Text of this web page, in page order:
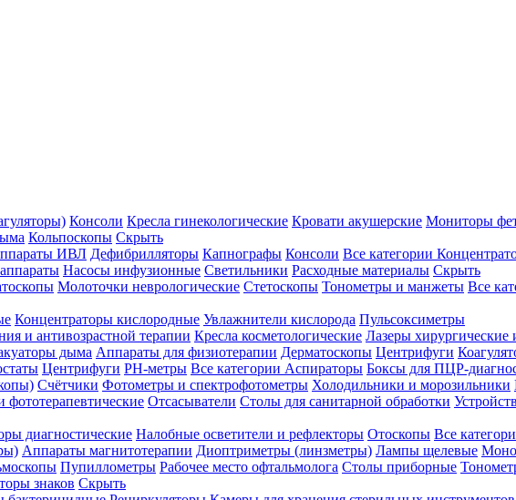
Консоли Кресла гинекологические Кровати акушерские Мониторы
Кольпоскопы Скрыть
ИВЛ Дефибрилляторы Капнографы Консоли Все категории
Насосы инфузионные Светильники Расходные материалы Скрыть
Молоточки неврологические Стетоскопы Тонометры и манжеты Все
Концентраторы кислородные Увлажнители кислорода Пульсоксиметры
и антивозрастной терапии Кресла косметологические Лазеры хирургические
дыма Аппараты для физиотерапии Дерматоскопы Центрифуги
Центрифуги PH-метры Все категории Аспираторы Боксы для ПЦР-
Счётчики Фотометры и спектрофотометры Холодильники и морозильники
фототерапевтические Отсасыватели Столы для санитарной обработки
диагностические Налобные осветители и рефлекторы Отоскопы Все
Аппараты магнитотерапии Диоптриметры (линзметры) Лампы щелевые
Пупиллометры Рабочее место офтальмолога Столы приборные
знаков Скрыть